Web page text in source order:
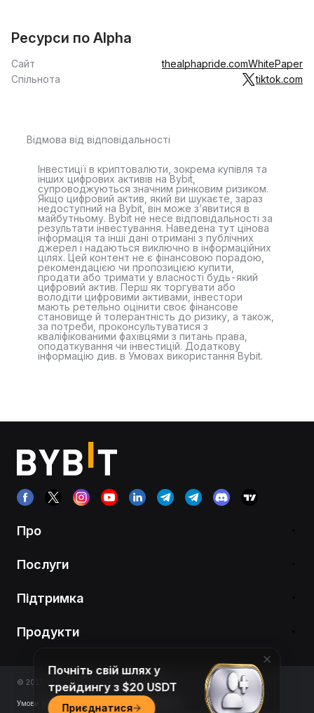
Ресурси по Alpha
Сайт thealphapride.comWhitePaper
Спільнота
tiktok.com
Відмова від відповідальності
Інвестиції в криптовалюти, зокрема купівля та
інших цифрових активів на Bybit,
супроводжуються значним ринковим ризиком.
Якщо цифровий актив, який ви шукаєте, зараз
недоступний на Bybit, він може з’явитися в
майбутньому. Bybit не несе відповідальності за
результати інвестування. Наведена тут цінова
інформація та інші дані отримані з публічних
джерел і надаються виключно в інформаційних
цілях. Цей контент не є фінансовою порадою,
рекомендацією чи пропозицією купити,
продати або тримати у власності будь-який
цифровий актив. Перш як торгувати або
володіти цифровими активами, інвестори
мають ретельно оцінити своє фінансове
становище й толерантність до ризику, а також,
за потреби, проконсультуватися з
кваліфікованими фахівцями з питань права,
оподаткування чи інвестицій. Додаткову
інформацію див. в Умовах використання Bybit.
Про
Послуги
Підтримка
Продукти
© 2018-2026 Bybit.com. All rights reserved.
Умови використання Умови конфіденційності
Почніть свій шлях у
трейдингу з $20 USDT
Приєднатися